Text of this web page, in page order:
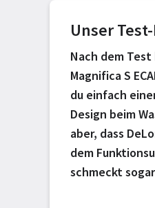
Unser
Nach dem
Magnifica S
du einfach
Design beim
aber, dass
dem
schmeckt